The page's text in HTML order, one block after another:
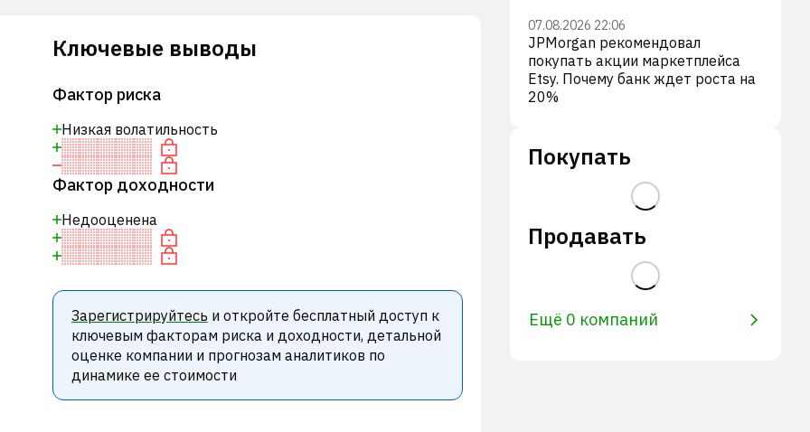
Ключевые выводы
Фактор риска
Низкая волатильность
Фактор доходности
Недооценена
Зарегистрируйтесь и откройте бесплатный доступ к
ключевым факторам риска и доходности, детальной
оценке компании и прогнозам аналитиков по
динамике ее стоимости
07.08.2026 22:06
JPMorgan рекомендовал
покупать акции маркетплейса
Etsy. Почему банк ждет роста на
20%
Покупать
Продавать
Ещё 0 компаний